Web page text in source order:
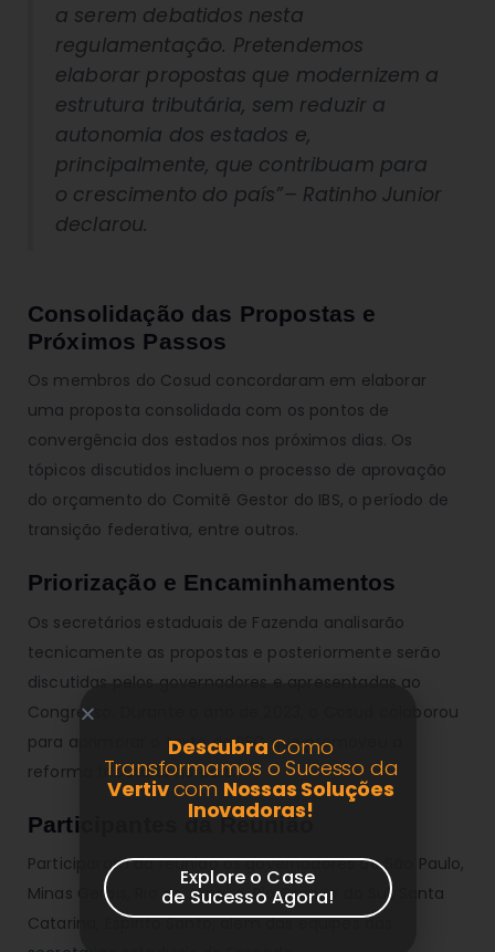
a serem debatidos nesta
regulamentação. Pretendemos
elaborar propostas que modernizem a
estrutura tributária, sem reduzir a
autonomia dos estados e,
principalmente, que contribuam para
o crescimento do país”– Ratinho Junior
declarou.
Consolidação das Propostas e
Próximos Passos
Os membros do Cosud concordaram em elaborar
uma proposta consolidada com os pontos de
convergência dos estados nos próximos dias. Os
tópicos discutidos incluem o processo de aprovação
do orçamento do Comitê Gestor do IBS, o período de
transição federativa, entre outros.
Priorização e Encaminhamentos
Os secretários estaduais de Fazenda analisarão
tecnicamente as propostas e posteriormente serão
discutidas pelos governadores e apresentadas ao
Congresso. Durante o ano de 2023, o Cosud colaborou
para aprimorar o texto da PEC que promoveu a
reforma tributária no país.
Participantes da Reunião
Participaram da reunião os governadores de São Paulo,
Minas Gerais, Rio de Janeiro, Rio Grande do Sul, Santa
Catarina, Espírito Santo, além das equipes das
DescubraComo
Transformamos o Sucesso da
Vertivcom Nossas Soluções
Inovadoras!
Explore o Case
de Sucesso Agora!